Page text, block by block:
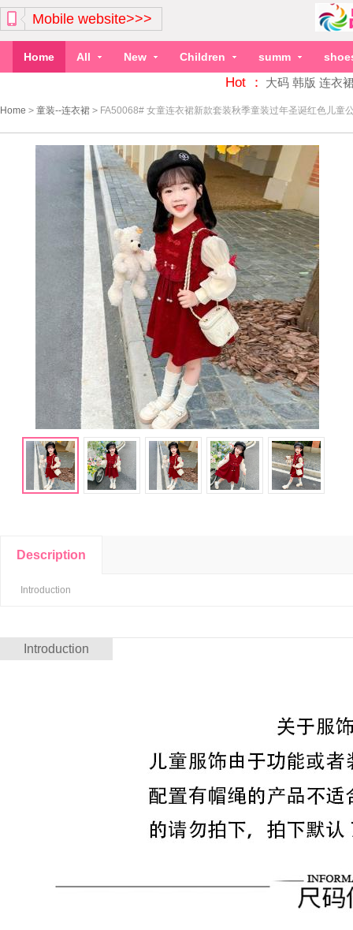
Mobile website>>>
Home All New Children summ
Hot ： 大码 韩版 连衣
Home > 童装--连衣裙 > FA50068# 女童连衣裙新款套装秋季童装过年圣诞红色儿童
Description
Introduction
Introduction